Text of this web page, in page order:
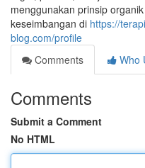
menggunakan prinsip
keseimbangan di https://
blog.com/profile
Comments
Who
Comments
Submit a Comment
No HTML